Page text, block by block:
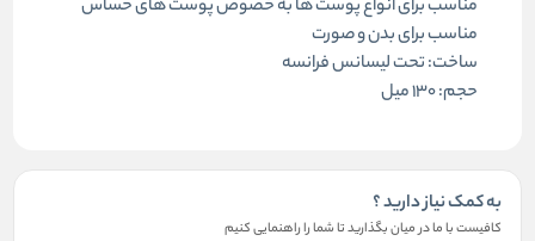
مناسب برای انواع پوست ها به خصوص پوست های حساس
مناسب برای بدن و صورت
ساخت: تحت لیسانس فرانسه
حجم: ۱۳۰ میل
به کمک نیاز دارید ؟
کافیست با ما در میان بگذارید تا شما را راهنمایی کنیم